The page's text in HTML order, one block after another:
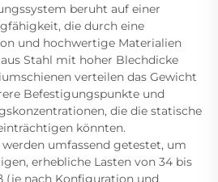
beruht auf einer
die durch eine
und hochwertige Materialien
Stahl mit hoher Blechdicke
verteilen das Gewicht
Befestigungspunkte und
die die statische
könnten.
umfassend getestet, um
erhebliche Lasten von 34 bis
(je nach Konfiguration und